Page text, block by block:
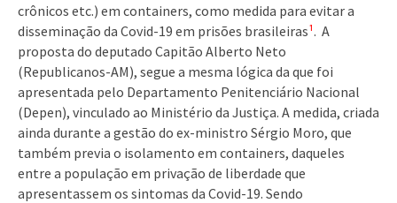
crônicos etc.) em containers, como medida para evitar a
disseminação da Covid-19 em prisões brasileiras¹. A
proposta do deputado Capitão Alberto Neto
(Republicanos-AM), segue a mesma lógica da que foi
apresentada pelo Departamento Penitenciário Nacional
(Depen), vinculado ao Ministério da Justiça. A medida, criada
ainda durante a gestão do ex-ministro Sérgio Moro, que
também previa o isolamento em containers, daqueles
entre a população em privação de liberdade que
apresentassem os sintomas da Covid-19. Sendo